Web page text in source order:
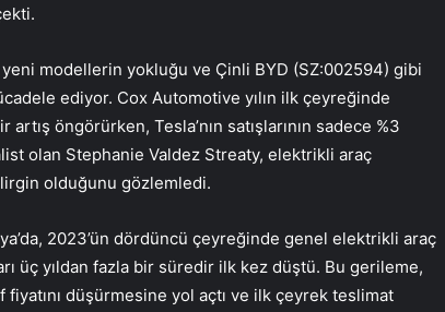
yeni modellerin yokluğu ve Çinli BYD (SZ:002594) gibi
ediyor. Cox Automotive yılın ilk çeyreğinde
artış öngörürken, Tesla’nın satışlarının sadece %3
olan Stephanie Valdez Streaty, elektrikli araç
olduğunu gözlemledi.
2023’ün dördüncü çeyreğinde genel elektrikli araç
üç yıldan fazla bir süredir ilk kez düştü. Bu gerileme,
düşürmesine yol açtı ve ilk çeyrek teslimat